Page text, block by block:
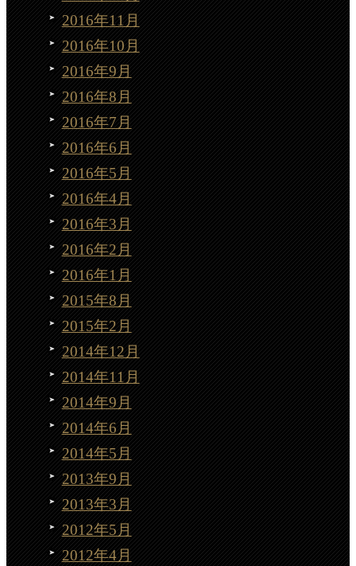
2016年11月
2016年10月
2016年9月
2016年8月
2016年7月
2016年6月
2016年5月
2016年4月
2016年3月
2016年2月
2016年1月
2015年8月
2015年2月
2014年12月
2014年11月
2014年9月
2014年6月
2014年5月
2013年9月
2013年3月
2012年5月
2012年4月